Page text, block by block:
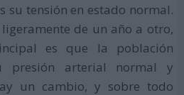
su tensión en estado normal.
de un año a otro,
es que la población
presión arterial normal y
un cambio, y sobre todo